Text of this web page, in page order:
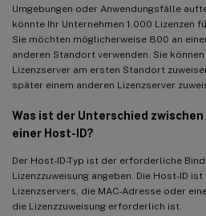
Umgebungen oder Anwendungsfälle
könnte Ihr Unternehmen 1.000 Lizenzen
Sie möchten möglicherweise 800 an
anderen Standort verwenden. Sie
Lizenzserver am ersten Standort
später einem anderen Lizenzserver
Was ist der Unterschied zwischen
einer Host-ID?
Der Host-ID-Typ ist der erforderliche
Lizenzzuweisung angeben. Die Host-ID
Lizenzservers, die MAC-Adresse oder
die Lizenzzuweisung erforderlich ist.